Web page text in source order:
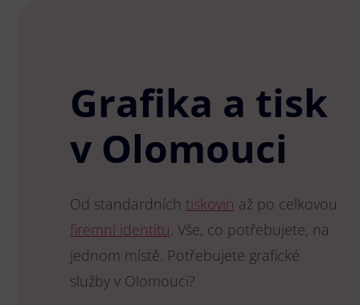
Grafika a tisk
v Olomouci
Od standardních tiskovin až po celkovou
firemní identitu. Vše, co potřebujete, na
jednom místě. Potřebujete grafické
služby v Olomouci?